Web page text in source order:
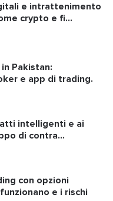
e intrattenimento
crypto e fi...
Pakistan:
e app di trading.
intelligenti e ai
di contra...
con opzioni
e i rischi